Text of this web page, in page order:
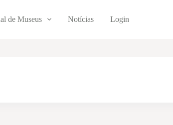
de Museus Notícias Login